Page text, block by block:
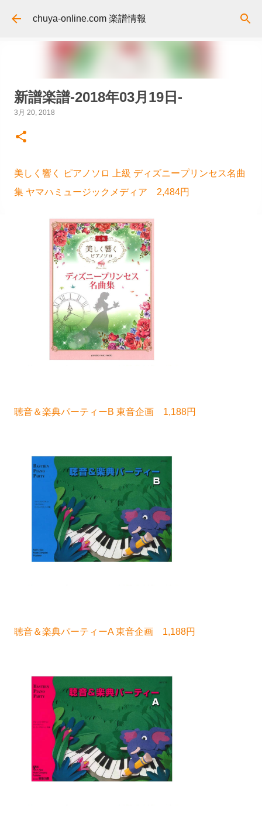
スキップしてメイン コンテンツに移動
chuya-online.com 楽譜情報
新譜楽譜-2018年03月19日-
3月 20, 2018
美しく響く ピアノソロ 上級 ディズニープリンセス名曲
集 ヤマハミュージックメディア 2,484円
聴音＆楽典パーティーB 東音企画 1,188円
聴音＆楽典パーティーA 東音企画 1,188円